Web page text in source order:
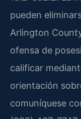
pueden
Arlington
ofensa de
calificar
orientación
comuníquese